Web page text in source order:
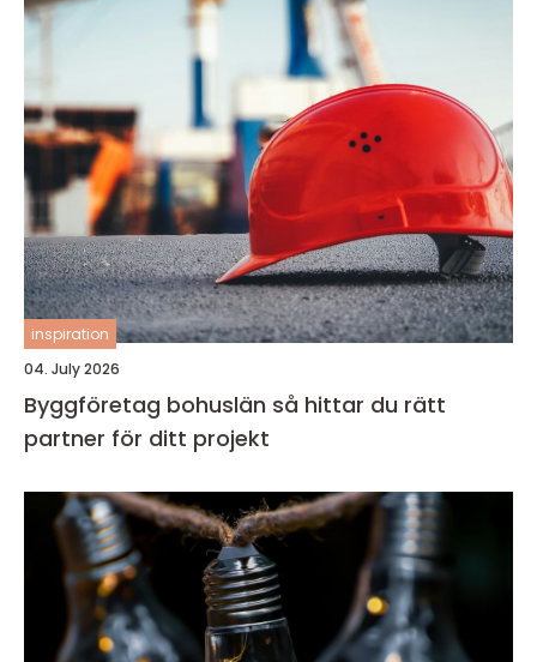
inspiration
04. July 2026
Byggföretag bohuslän så hittar du rätt
partner för ditt projekt